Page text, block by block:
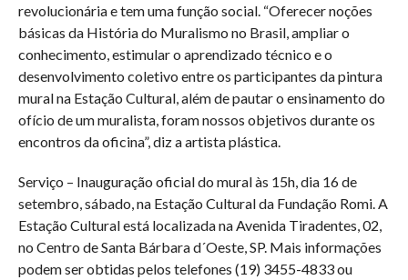
revolucionária e tem uma função social. “Oferecer noções
básicas da História do Muralismo no Brasil, ampliar o
conhecimento, estimular o aprendizado técnico e o
desenvolvimento coletivo entre os participantes da pintura
mural na Estação Cultural, além de pautar o ensinamento do
ofício de um muralista, foram nossos objetivos durante os
encontros da oficina”, diz a artista plástica.
Serviço – Inauguração oficial do mural às 15h, dia 16 de
setembro, sábado, na Estação Cultural da Fundação Romi. A
Estação Cultural está localizada na Avenida Tiradentes, 02,
no Centro de Santa Bárbara d´Oeste, SP. Mais informações
podem ser obtidas pelos telefones (19) 3455-4833 ou